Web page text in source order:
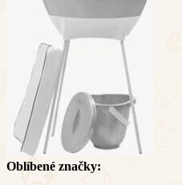
Oblíbené značky: